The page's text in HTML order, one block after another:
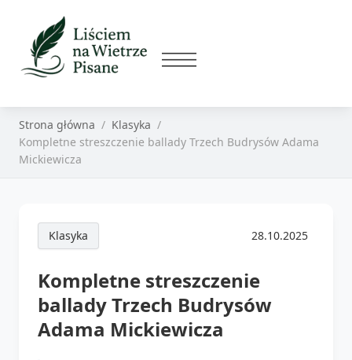
Strona główna
Klasyka
Kompletne streszczenie ballady Trzech Budrysów Adama
Mickiewicza
Klasyka 28.10.2025
Kompletne streszczenie
ballady Trzech Budrysów
Adama Mickiewicza